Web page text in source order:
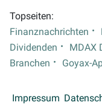
Topseiten:
Finanznachrichten
Dividenden
MDAX
Branchen
Goyax-
Impressum